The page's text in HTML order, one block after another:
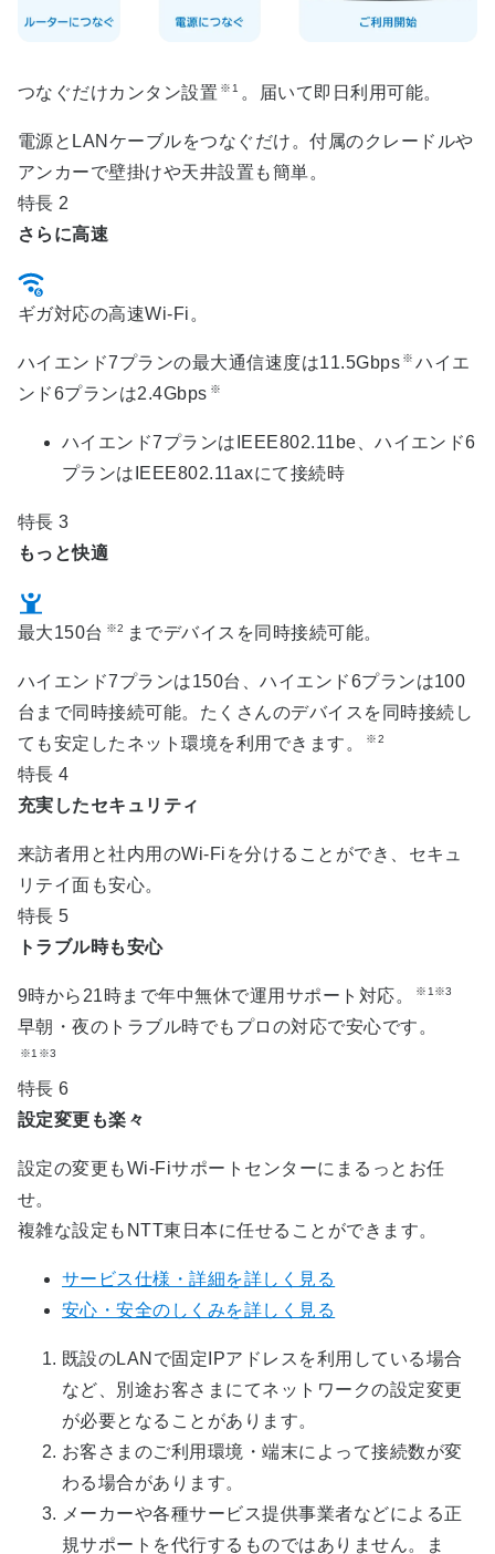
ハイエンド7プランの場合：最低利用期間24ヶ
ご利用には、フレッツ光などのインターネッ
ご契約が必要です。
NTT東日本にて設置・設定や配線工事などを
同時接続端末台数は、お客さまのご利用環境
利用シーン
利用）
店舗での顧客向けフリーWi‑Fi提供
接続
同時接続台数に応じたプラン選択（～150台）
来訪者用と社内用ネットワークの分離
LAN構築」併用
ポートを兼ね備えた「ギガらくWi‑Fi」は、オフィ
スや店舗のネットワーク環境を手軽に強化できる
ソリューションです。
つなぐだけカンタン設置 ※1 。届いて即日利用可能。
電源とLANケーブルをつなぐだけ。付属のクレードルや
アンカーで壁掛けや天井設置も簡単。
特長 2
さらに高速
ギガ対応の高速Wi-Fi。
ハイエンド7プランの最大通信速度は11.5Gbps ※ ハイエ
ンド6プランは2.4Gbps ※
ハイエンド7プランはIEEE802.11be、ハイエンド6
プランはIEEE802.11axにて接続時
特長 3
もっと快適
最大150台 ※2 までデバイスを同時接続可能。
ハイエンド7プランは150台、ハイエンド6プランは100
台まで同時接続可能。たくさんのデバイスを同時接続し
ても安定したネット環境を利用できます。
※2
特長 4
充実したセキュリティ
来訪者用と社内用のWi-Fiを分けることができ、セキュ
リテイ面も安心。
特長 5
トラブル時も安心
9時から21時まで年中無休で運用サポート対応。 ※1※3
早朝・夜のトラブル時でもプロの対応で安心です。
※1※3
特長 6
設定変更も楽々
設定の変更もWi-Fiサポートセンターにまるっとお任
せ。
複雑な設定もNTT東日本に任せることができます。
サービス仕様・詳細を詳しく見る
安心・安全のしくみを詳しく見る
既設のLANで固定IPアドレスを利用している場合
など、別途お客さまにてネットワークの設定変更
が必要となることがあります。
お客さまのご利用環境・端末によって接続数が変
わる場合があります。
メーカーや各種サービス提供事業者などによる正
規サポートを代行するものではありません。ま